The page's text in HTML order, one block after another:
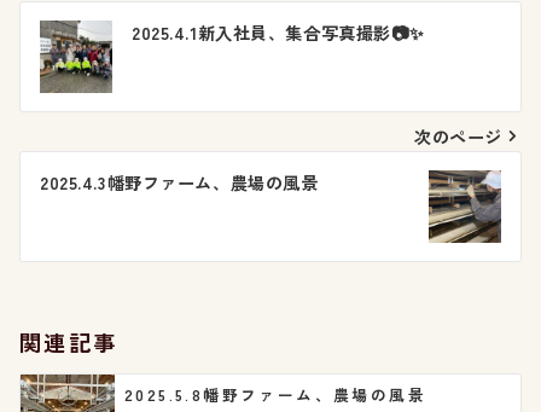
投
稿
ビ
シ
ョ
2025.4.1新入社員、集合写真撮影📷✨
次のページ
2025.4.3幡野ファーム、農場の風景
関連記事
2025.5.8幡野ファーム、農場の風景